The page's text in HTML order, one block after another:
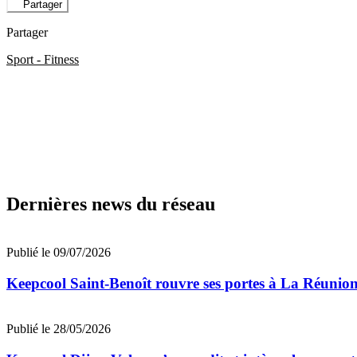
Partager
Partager
Sport - Fitness
Dernières news du réseau
Publié le 09/07/2026
Keepcool Saint-Benoît rouvre ses portes à La
Publié le 28/05/2026